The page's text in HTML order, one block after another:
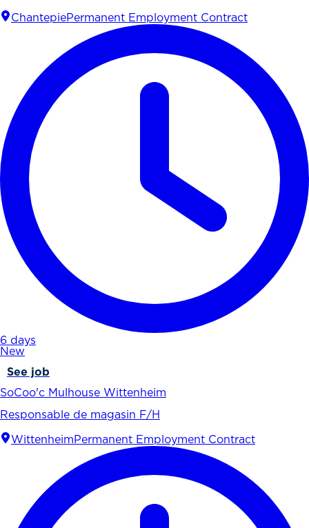
ChantepiePermanent Employment Contract
6 days
New
See job
SoCoo'c Mulhouse Wittenheim
Responsable de magasin F/H
Wittenheim Permanent Employment Contract